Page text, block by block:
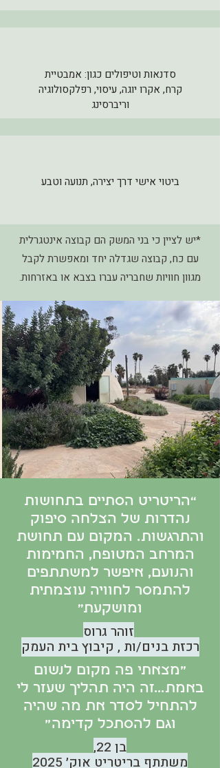
סדנאות וטיפולים כגון: אמבטיית
קרח, אקרו יוגה, עיסוי, רפלקסולוגיה
וריברסינג
ביטוי אישי דרך יצירה, תנועה וטבע
*יש לציין כי בני המשק הם קבוצה אינטגרלית
עם כח, קבוצה שגדלה יחד ומאפשרת לקבל
מגוון חוויות שחבריה עברו בצבא או באזרחות.
“הריטריט הסתיים בתחושות
נהדרות של הצלחה סיפוק
והתרגשות. המקום עם תחושת
המרחב המטופח, החמימות
והנועם, איפשר למשתתפים
להתמסר לחוויה עוצמתית
ומושקעת”
זוהר גרוס
רכזת בנים/ות , קיבוץ בית העמק
"מצאתי פה מקום לנשום
באמת...זה היה תהליך שעזר לי
להתחיל לסדר את מה שהיה
וגם להסתכל קדימה"
בן 22,
משתתף בריטריט אוק׳ 2025